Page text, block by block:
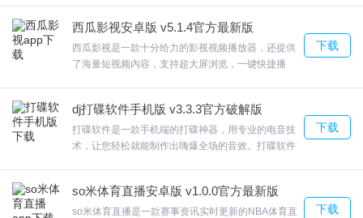
你所喜欢的主播，花趣的世界里，高颜值小姐姐小哥
哥24小时实时在线，不仅有好看的皮囊，有趣的灵魂
也随处可见。欢迎来合众软件园下载体验。
西瓜影视安卓版 v5.1.4官方最新版
西瓜影视是一款十分给力的影视视频播放器，还提供
了海量短视频内容，支持超大屏浏览，一键快捷播
户带来更舒适的线上观影体验。
下载
dj打碟软件手机版 v3.3.3官方破解版
打碟软件是一款手机端的打碟神器，用专业的电音技
术，让您轻松就能制作出嗨爆全场的音效。打碟软件
CUE点等多种专业混音技术。
下载
so米体育直播安卓版 v1.0.0官方最新版
so米体育直播是一款赛事资讯实时更新的NBA体育直
下载